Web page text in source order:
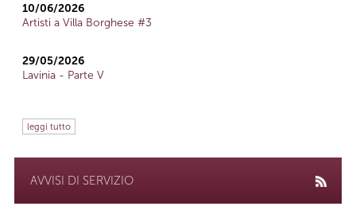
10/06/2026
Artisti a Villa Borghese #3
29/05/2026
Lavinia - Parte V
leggi tutto
AVVISI DI SERVIZIO